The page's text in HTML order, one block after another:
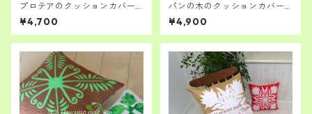
プロテアのクッションカバー
すてきに華やかに ハワイア
ンキルト キット 中級者さん
向け
¥4,700
パンの木のクッションカバー
ハワイアンキルト キッ
ト 中～上級者さん向け
¥4,900